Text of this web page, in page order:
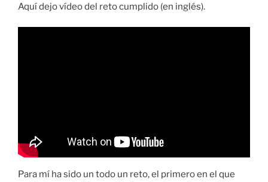
Aquí dejo vídeo del reto cumplido (en inglés).
Para mí ha sido un todo un reto, el primero en el que